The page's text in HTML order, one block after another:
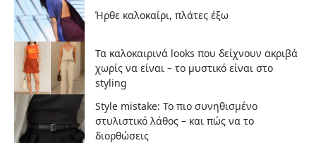
Ήρθε καλοκαίρι, πλάτες έξω
Τα καλοκαιρινά looks που δείχνουν ακριβά
χωρίς να είναι – το μυστικό είναι στο
styling
Style mistake: Το πιο συνηθισμένο
στυλιστικό λάθος – και πώς να το
διορθώσεις